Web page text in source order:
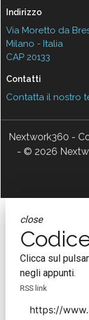
Indirizzo
Via Moretto da
Milano - Italia
CAP 20133
Contatti
Contatta il nostro
Nextwork360 -
- © 2026
close
Clicca sul
negli appunti.
RSS link